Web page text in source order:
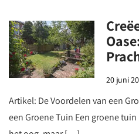
20 juni
Artikel: De Voordelen van een
een Groene Tuin Een groene